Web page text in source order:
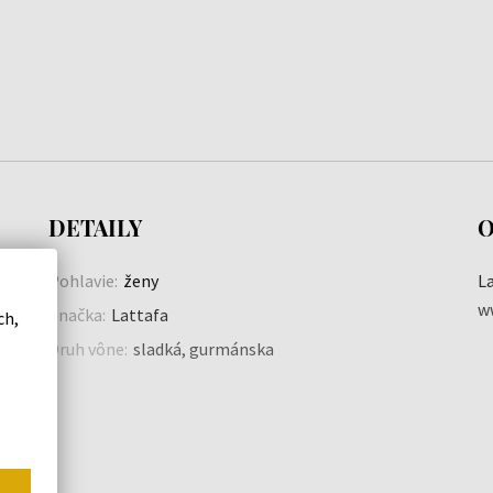
DETAILY
Pohlavie: ženy
Značka: Lattafa
Druh vône: sladká, gurmánska